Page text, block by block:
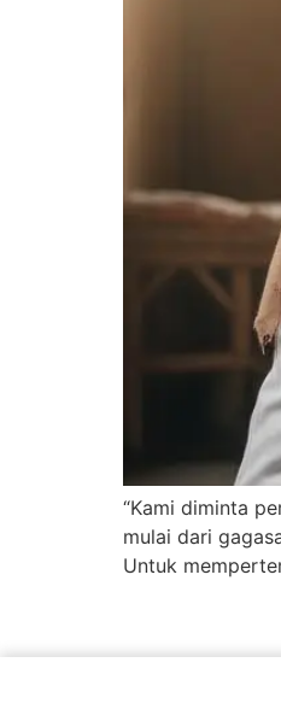
“Kami diminta
mulai dari
Untuk